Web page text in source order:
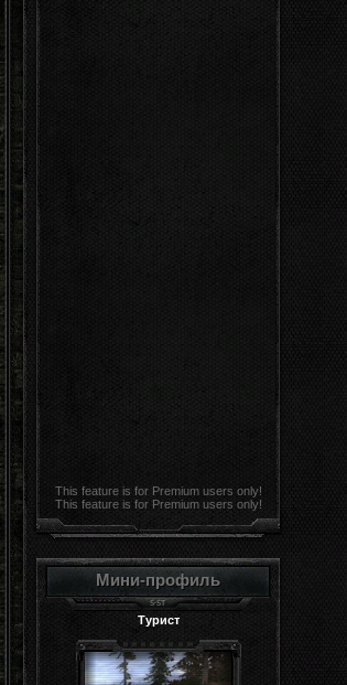
This feature is for Premium users only!
This feature is for Premium users only!
Мини-профиль
Турист